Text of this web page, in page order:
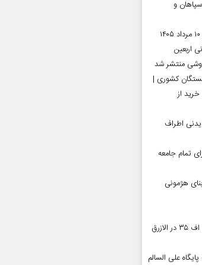
سپاهان و
اربعین
منتشر شد
کشوری |
از
اطراف
تمام جامعه
هژمونی
انهدام کامل سه فروند هواپیمای اف ۳۵ در الازرق
علی السالم